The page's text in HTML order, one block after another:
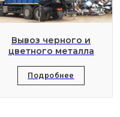
Вывоз черного и
цветного металла
Подробнее